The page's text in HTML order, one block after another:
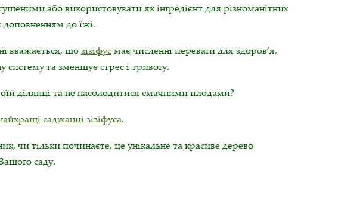
або використовувати як інгредієнт для різноманітних
до їжі.
вважається, щозізіфусмає численні переваги для здоров’я,
та зменшує стрес і тривогу.
ділянці та не насолодитися смачними плодами?
саджанці зізіфуса.
чи тільки починаєте, це унікальне та красиве дерево
саду.